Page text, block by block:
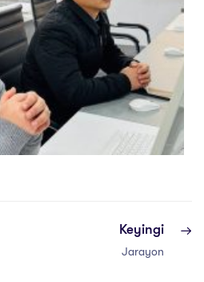
Keyingi
Jarayon